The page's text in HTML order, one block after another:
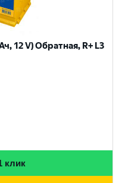
12 V) Обратная, R+ L3
клик